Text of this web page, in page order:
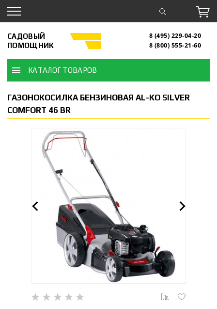
САДОВЫЙ
ПОМОЩНИК
8 (495) 229-04-20
8 (800) 555-21-60
КАТАЛОГ ТОВАРОВ
ГАЗОНОКОСИЛКА БЕНЗИНОВАЯ AL-KO SILVER
COMFORT 46 BR